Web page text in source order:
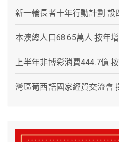
新一輪長者十年行動計劃
本澳總人口68.65萬人 按年
上半年非博彩消費444.7億
灣區葡西語國家經貿交流會